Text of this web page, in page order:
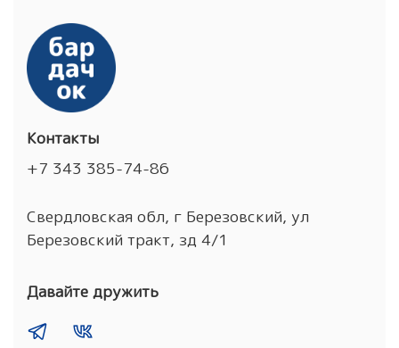
Контакты
+7 343 385-74-86
Свердловская обл, г Березовский, ул
Березовский тракт, зд 4/1
Давайте дружить